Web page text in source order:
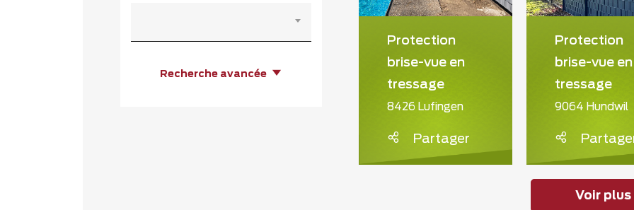
Recherche avancée
Protection
brise-vue en
tressage
8426 Lufingen
Partager
Protection
brise-vue en
tressage
9064 Hundwil
Voir plus